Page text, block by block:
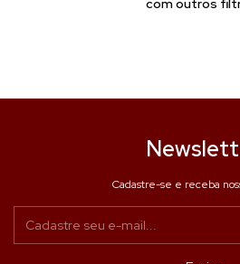
com outros
Cadastre-se e receba